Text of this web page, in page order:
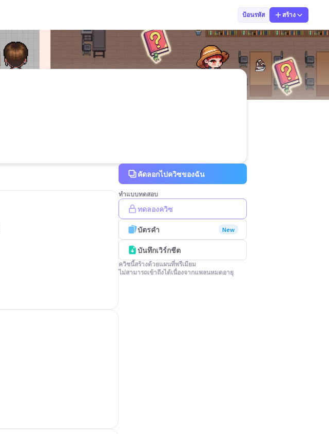
ป้อนรหัส สร้าง
คัดลอกไปควิซของฉัน
ทำแบบทดสอบ
ทดลองควิซ
บัตรคำ New
บันทึกเวิร์กชีต
ควิซนี้สร้างด้วยแผนที่พรีเมียม
ไม่สามารถเข้าถึงได้เนื่องจากแพลนหมดอายุ